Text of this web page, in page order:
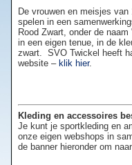
De vrouwen en meisjes van
spelen in een
Rood Zwart, onder de
in een eigen tenue, in de
zwart. SVO Twickel heeft
website – klik hier.
Kleding en accessoires
Je kunt je sportkleding en
onze eigen webshops in
de banner hieronder om